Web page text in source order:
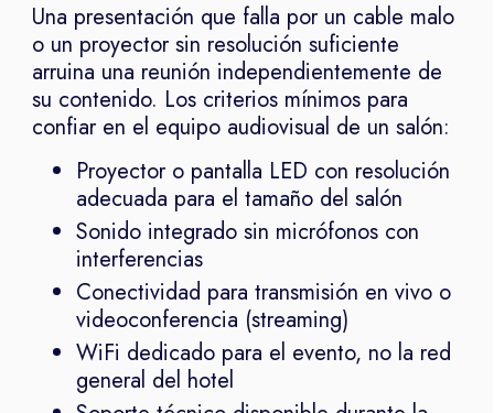
Una presentación que falla por un cable malo
o un proyector sin resolución suficiente
arruina una reunión independientemente de
su contenido. Los criterios mínimos para
confiar en el equipo audiovisual de un salón:
Proyector o pantalla LED con resolución
adecuada para el tamaño del salón
Sonido integrado sin micrófonos con
interferencias
Conectividad para transmisión en vivo o
videoconferencia (streaming)
WiFi dedicado para el evento, no la red
general del hotel